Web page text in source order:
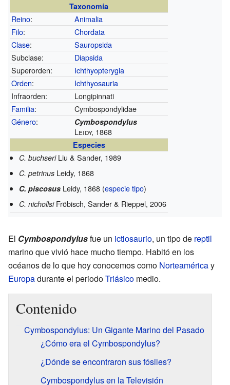
Taxonomía
Reino:
Animalia
Filo:
Chordata
Clase:
Sauropsida
Subclase:
Diapsida
Superorden:
Ichthyopterygia
Orden:
Ichthyosauria
Infraorden:
Longipinnati
Familia:
Cymbospondylidae
Género: Cymbospondylus
Leidy, 1868
Especies
C. buchseri Liu & Sander, 1989
C. petrinus Leidy, 1868
C. piscosus Leidy, 1868 (especie tipo)
C. nichollsi Fröbisch, Sander & Rieppel, 2006
El Cymbospondylusfue un ictiosaurio, un tipo de reptil
marino que vivió hace mucho tiempo. Habitó en los
océanos de lo que hoy conocemos como Norteaméricay
Europadurante el periodoTriásico medio.
Contenido
Cymbospondylus: Un Gigante Marino del Pasado
¿Cómo era el Cymbospondylus?
¿Dónde se encontraron sus fósiles?
Cymbospondylus en la Televisión